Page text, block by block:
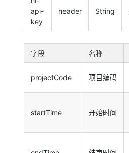
api-
key
header String
字段 名称
projectCode 项目编码
startTime 开始时间